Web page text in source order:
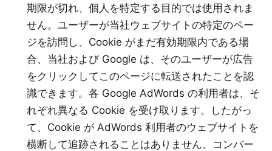
期限が切れ、個人を特定する目的では使用されま
せん。ユーザーが当社ウェブサイトの特定のペー
ジを訪問し、Cookie がまだ有効期限内である場
合、当社および Google は、そのユーザーが広告
をクリックしてこのページに転送されたことを認
識できます。各 Google AdWords の利用者は、そ
れぞれ異なる Cookie を受け取ります。したがっ
て、Cookie が AdWords 利用者のウェブサイトを
横断して追跡されることはありません。コンバー